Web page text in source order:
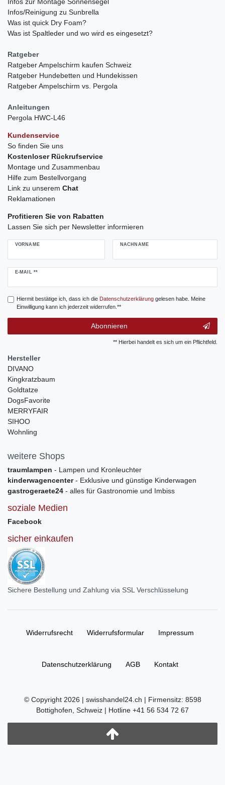
Infos/Reinigung zu Sunbrella
Was ist quick Dry Foam?
Was ist Spaltleder und wo wird es eingesetzt?
Ratgeber
Ratgeber Ampelschirm kaufen Schweiz
Ratgeber Hundebetten und Hundekissen
Ratgeber Ampelschirm vs. Pergola
Anleitungen
Pergola HWC-L46
Kundenservice
So finden Sie uns
Kostenloser Rückrufservice
Montage und Zusammenbau
Hilfe zum Bestellvorgang
Link zu unserem Chat
Reklamationen
Profitieren Sie von Rabatten
Lassen Sie sich per Newsletter informieren
VORNAME NACHNAME
E-MAIL **
Newsletter
Hiermit bestätige ich, dass ich die Daten­schutz­erklärunggelesen habe. Meine
Einwilligung kann ich jederzeit widerrufen.**
Abonnieren
** Hierbei handelt es sich um ein Pflichtfeld.
Hersteller
DIVANO
Kingkratzbaum
Goldtatze
DogsFavorite
MERRYFAIR
SIHOO
Wohnling
weitere Shops
traumlampen - Lampen und Kronleuchter
kinderwagencenter- Exklusive und günstige Kinderwagen
gastrogeraete24 - alles für Gastronomie und Imbiss
soziale Medien
Facebook
sicher einkaufen
Sichere Bestellung und Zahlung via SSL Verschlüsselung
Widerrufs­recht Widerrufs­formular Impressum
Daten­schutz­erklärung AGB Kontakt
© Copyright 2026 | swisshandel24.ch | Firmensitz: 8598
Bottighofen, Schweiz | Hotline +41 56 534 72 67